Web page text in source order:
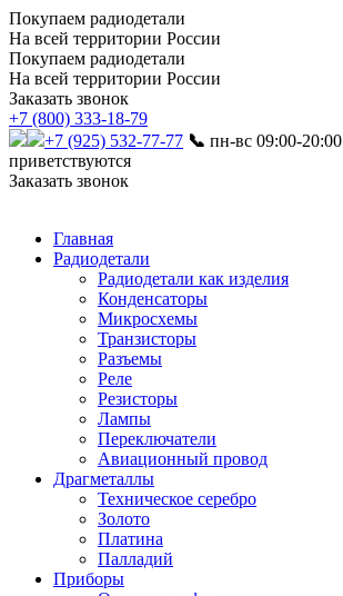
Покупаем радиодетали
На всей территории России
Покупаем радиодетали
На всей территории России
Заказать звонок
+7 (800) 333-18-79
+7 (925) 532-77-77 📞 пн-вс 09:00-20:00
приветствуются
Заказать звонок
Главная
Радиодетали
Радиодетали как изделия
Конденсаторы
Микросхемы
Транзисторы
Разъемы
Реле
Резисторы
Лампы
Переключатели
Авиационный провод
Драгметаллы
Техническое серебро
Золото
Платина
Палладий
Приборы